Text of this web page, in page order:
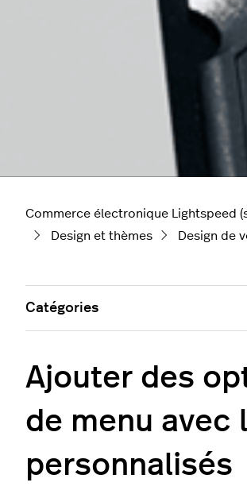
Commerce électronique Lightspeed
Design et thèmes
Design de
Ajouter des
de menu avec
personnalisés
Catégories